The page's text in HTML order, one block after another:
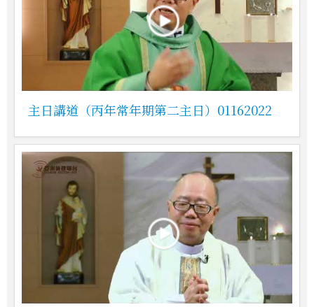
主日講道（丙年常年期第二主日）01162022